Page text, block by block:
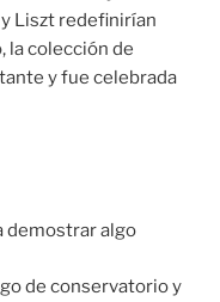
Liszt redefinirían
la colección de
y fue celebrada
demostrar algo
de conservatorio y